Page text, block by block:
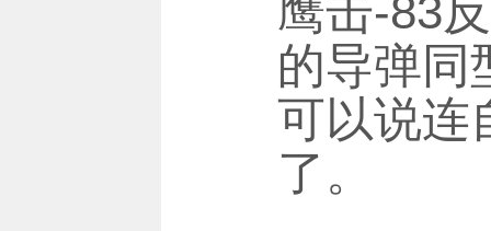
鹰击-83
的导弹同
可以说连
了。